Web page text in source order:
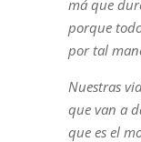
má que
porque
por tal
Nuestras
que van a
que es el